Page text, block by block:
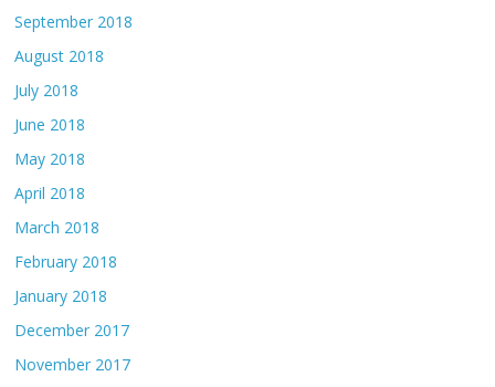
September 2018
August 2018
July 2018
June 2018
May 2018
April 2018
March 2018
February 2018
January 2018
December 2017
November 2017